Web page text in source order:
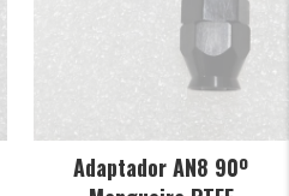
Adaptador AN8 90º